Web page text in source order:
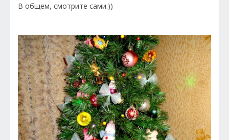
В общем, смотрите сами:))